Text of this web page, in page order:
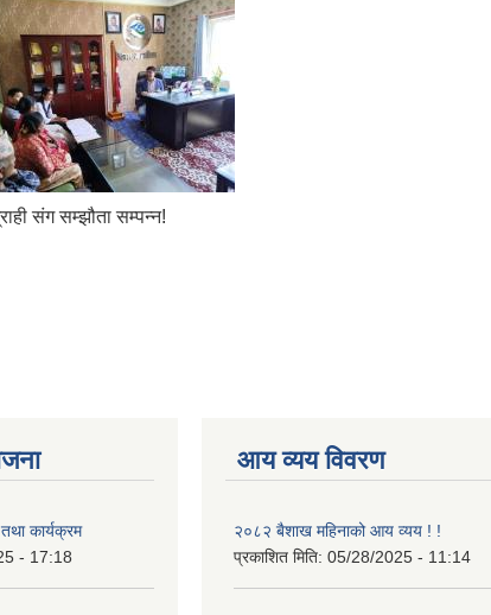
संग सम्झौता सम्पन्न!
कार्यक्रम
- 17:18
आय व्यय विवरण
२०८२ बैशाख महिनाको आय व्यय ! !
प्रकाशित मिति: 05/28/2025 - 11:14